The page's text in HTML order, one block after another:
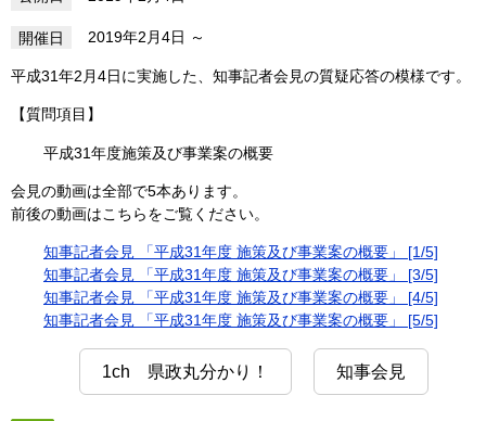
2019年2月4日
平成31年2月4日に実施した、知事記者会見の質疑応答の模様です。
【質問項目】
平成31年度施策及び事業案の概要
会見の動画は全部で5本あります。
前後の動画はこちらをご覧ください。
知事記者会見 「平成31年度 施策及び事業案の概要」 [1/5]
知事記者会見 「平成31年度 施策及び事業案の概要」 [3/5]
知事記者会見 「平成31年度 施策及び事業案の概要」 [4/5]
知事記者会見 「平成31年度 施策及び事業案の概要」 [5/5]
1ch 県政丸分かり！ 知事会見